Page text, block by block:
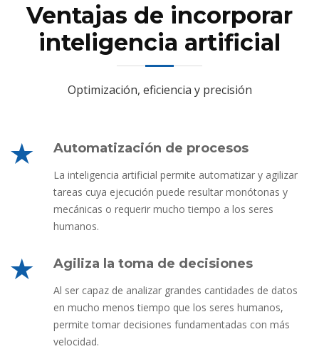
Ventajas de incorporar
inteligencia artificial
Optimización, eficiencia y precisión
Automatización de procesos
La inteligencia artificial permite automatizar y agilizar
tareas cuya ejecución puede resultar monótonas y
mecánicas o requerir mucho tiempo a los seres
humanos.
Agiliza la toma de decisiones
Al ser capaz de analizar grandes cantidades de datos
en mucho menos tiempo que los seres humanos,
permite tomar decisiones fundamentadas con más
velocidad.